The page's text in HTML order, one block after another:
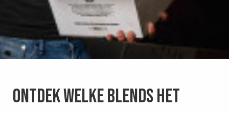
Ontdek welke blends het
om